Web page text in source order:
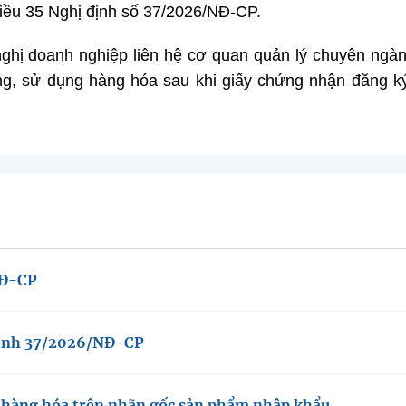
35 Nghị định số 37/2026/NĐ-CP.
doanh nghiệp liên hệ cơ quan quản lý chuyên
sử dụng hàng hóa sau khi giấy chứng nhận đăng
CP
37/2026/NĐ-CP